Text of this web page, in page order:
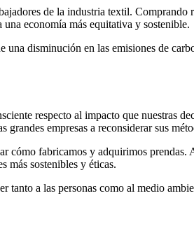
de la industria textil. Comprando
economía más equitativa y sostenible.
una disminución en las emisiones de
respecto al impacto que nuestras
empresas a reconsiderar sus
cómo fabricamos y adquirimos prendas.
más sostenibles y éticas.
a las personas como al medio